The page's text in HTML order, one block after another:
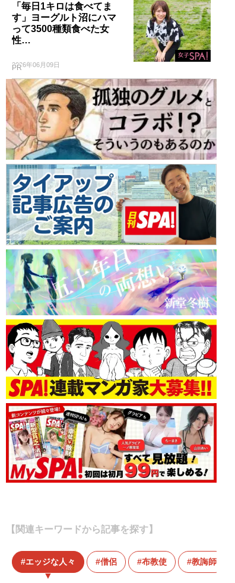
「毎日1キロは食べてま
す」ヨーグルト沼にハマ
って3500種類食べた女
性…
2026年06月09日
PR
【関連キーワードから記事を探す】
エッジな人々 僧侶 布教使 教誨師